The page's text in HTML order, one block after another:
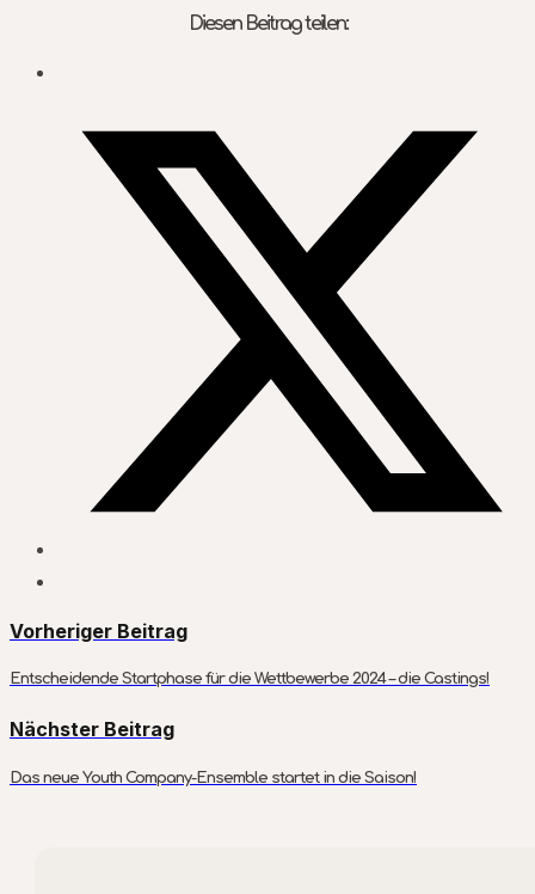
Diesen Beitrag teilen:
Vorheriger Beitrag
Entscheidende Startphase für die Wettbewerbe 2024 – die Castings!
Nächster Beitrag
Das neue Youth Company-Ensemble startet in die Saison!